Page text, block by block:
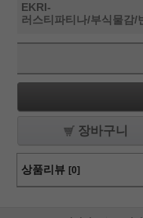
EKRI-
러스티파티나/부식물감/
장바구니
상품리뷰 [0]